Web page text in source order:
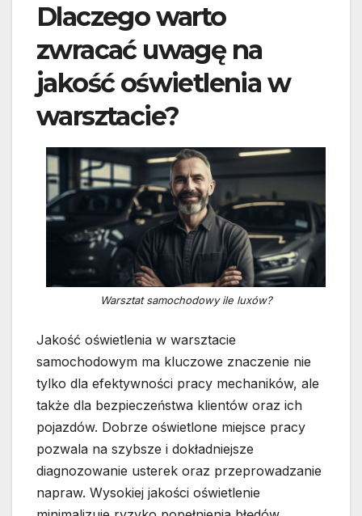
Dlaczego warto
zwracać uwagę na
jakość oświetlenia w
warsztacie?
Warsztat samochodowy ile luxów?
Jakość oświetlenia w warsztacie
samochodowym ma kluczowe znaczenie nie
tylko dla efektywności pracy mechaników, ale
także dla bezpieczeństwa klientów oraz ich
pojazdów. Dobrze oświetlone miejsce pracy
pozwala na szybsze i dokładniejsze
diagnozowanie usterek oraz przeprowadzanie
napraw. Wysokiej jakości oświetlenie